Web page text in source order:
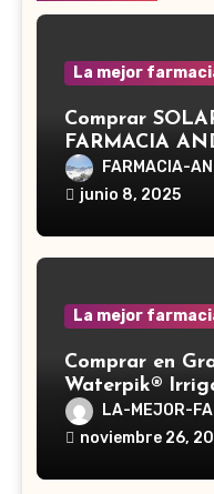
La mejor
Comprar
FARMACIA
Reishi, cuyo
Ganoderma
en la medicina
FARMACIA-
junio 8, 2025
La mejor
Comprar en
Waterpik®
LA-MEJOR-
noviembre 26,